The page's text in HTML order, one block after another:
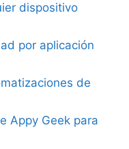
dispositivo
por aplicación
de
Appy Geek para